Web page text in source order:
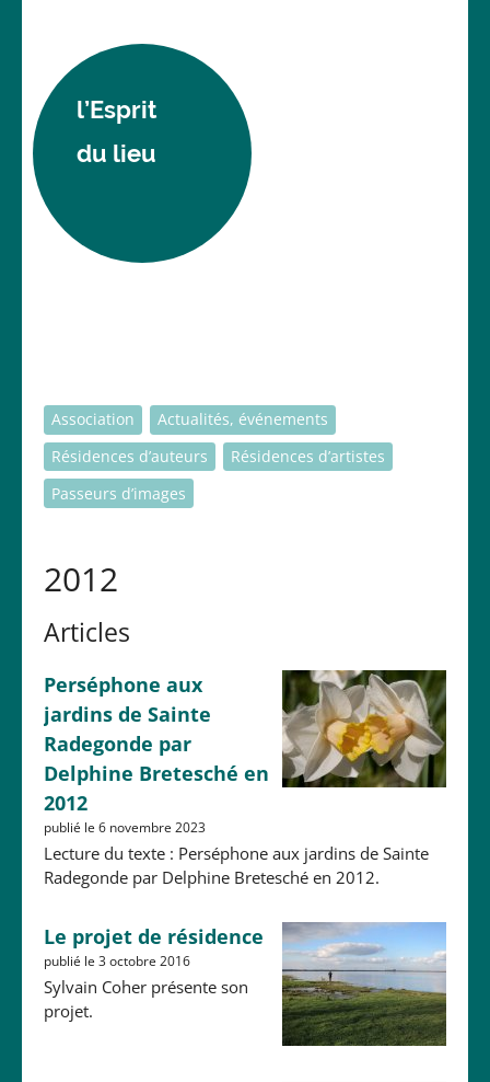
l’Esprit
du lieu
Association
Actualités, événements
Résidences d’auteurs
Résidences d’artistes
Passeurs d’images
2012
Articles
Perséphone aux
jardins de Sainte
Radegonde par
Delphine Bretesché en
2012
publié le 6 novembre 2023
Lecture du texte : Perséphone aux jardins de Sainte
Radegonde par Delphine Bretesché en 2012.
Le projet de résidence
publié le 3 octobre 2016
Sylvain Coher présente son
projet.